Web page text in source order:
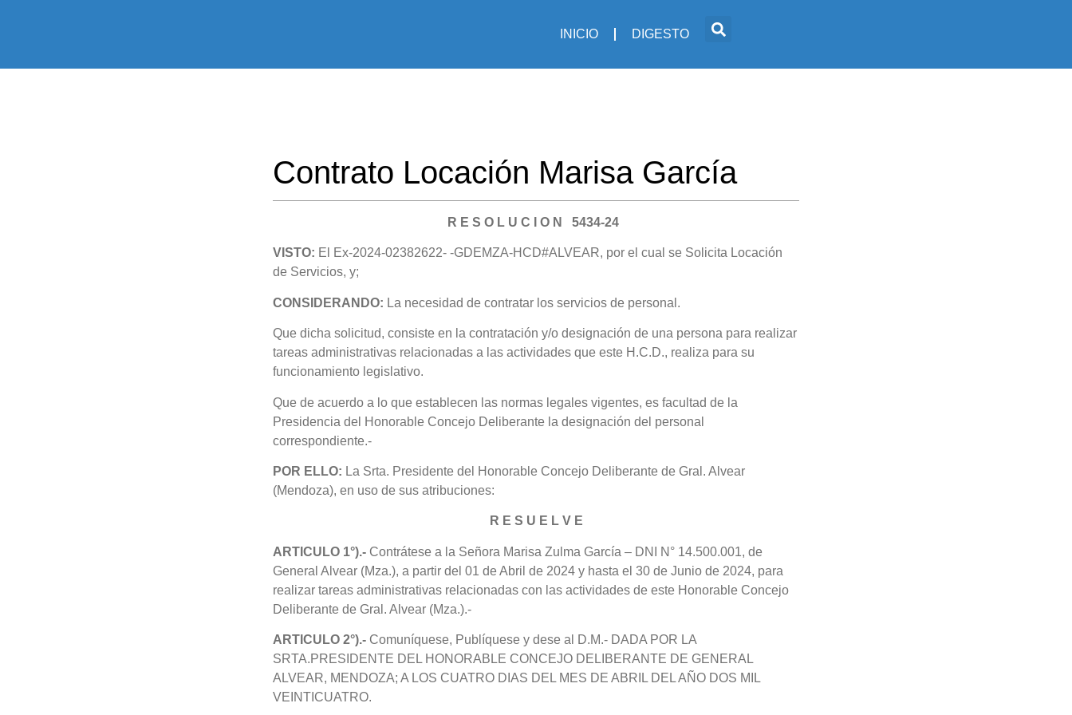
INICIO DIGESTO
Contrato Locación Marisa García
R E S O L U C I O N 5434-24
VISTO: El Ex-2024-02382622- -GDEMZA-HCD#ALVEAR, por el cual se Solicita Locación
de Servicios, y;
CONSIDERANDO: La necesidad de contratar los servicios de personal.
Que dicha solicitud, consiste en la contratación y/o designación de una persona para realizar
tareas administrativas relacionadas a las actividades que este H.C.D., realiza para su
funcionamiento legislativo.
Que de acuerdo a lo que establecen las normas legales vigentes, es facultad de la
Presidencia del Honorable Concejo Deliberante la designación del personal
correspondiente.-
POR ELLO: La Srta. Presidente del Honorable Concejo Deliberante de Gral. Alvear
(Mendoza), en uso de sus atribuciones:
R E S U E L V E
ARTICULO 1°).- Contrátese a la Señora Marisa Zulma García – DNI N° 14.500.001, de
General Alvear (Mza.), a partir del 01 de Abril de 2024 y hasta el 30 de Junio de 2024, para
realizar tareas administrativas relacionadas con las actividades de este Honorable Concejo
Deliberante de Gral. Alvear (Mza.).-
ARTICULO 2°).- Comuníquese, Publíquese y dese al D.M.- DADA POR LA
SRTA.PRESIDENTE DEL HONORABLE CONCEJO DELIBERANTE DE GENERAL
ALVEAR, MENDOZA; A LOS CUATRO DIAS DEL MES DE ABRIL DEL AÑO DOS MIL
VEINTICUATRO.